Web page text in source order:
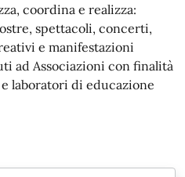
coordina e realizza:
spettacoli, concerti,
e manifestazioni
ad Associazioni con finalità
laboratori di educazione